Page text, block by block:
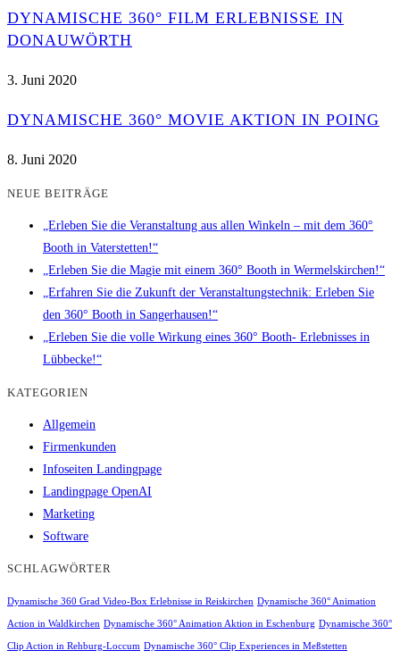
DYNAMISCHE 360° FILM ERLEBNISSE IN
DONAUWÖRTH
3. Juni 2020
DYNAMISCHE 360° MOVIE AKTION IN POING
8. Juni 2020
NEUE BEITRÄGE
„Erleben Sie die Veranstaltung aus allen Winkeln – mit dem 360°
Booth in Vaterstetten!“
„Erleben Sie die Magie mit einem 360° Booth in Wermelskirchen!“
„Erfahren Sie die Zukunft der Veranstaltungstechnik: Erleben Sie
den 360° Booth in Sangerhausen!“
„Erleben Sie die volle Wirkung eines 360° Booth- Erlebnisses in
Lübbecke!“
KATEGORIEN
Allgemein
Firmenkunden
Infoseiten Landingpage
Landingpage OpenAI
Marketing
Software
SCHLAGWÖRTER
Dynamische 360 Grad Video-Box Erlebnisse in Reiskirchen Dynamische 360° Animation
Action in Waldkirchen Dynamische 360° Animation Aktion in Eschenburg Dynamische 360°
Clip Action in Rehburg-Loccum Dynamische 360° Clip Experiences in Meßstetten